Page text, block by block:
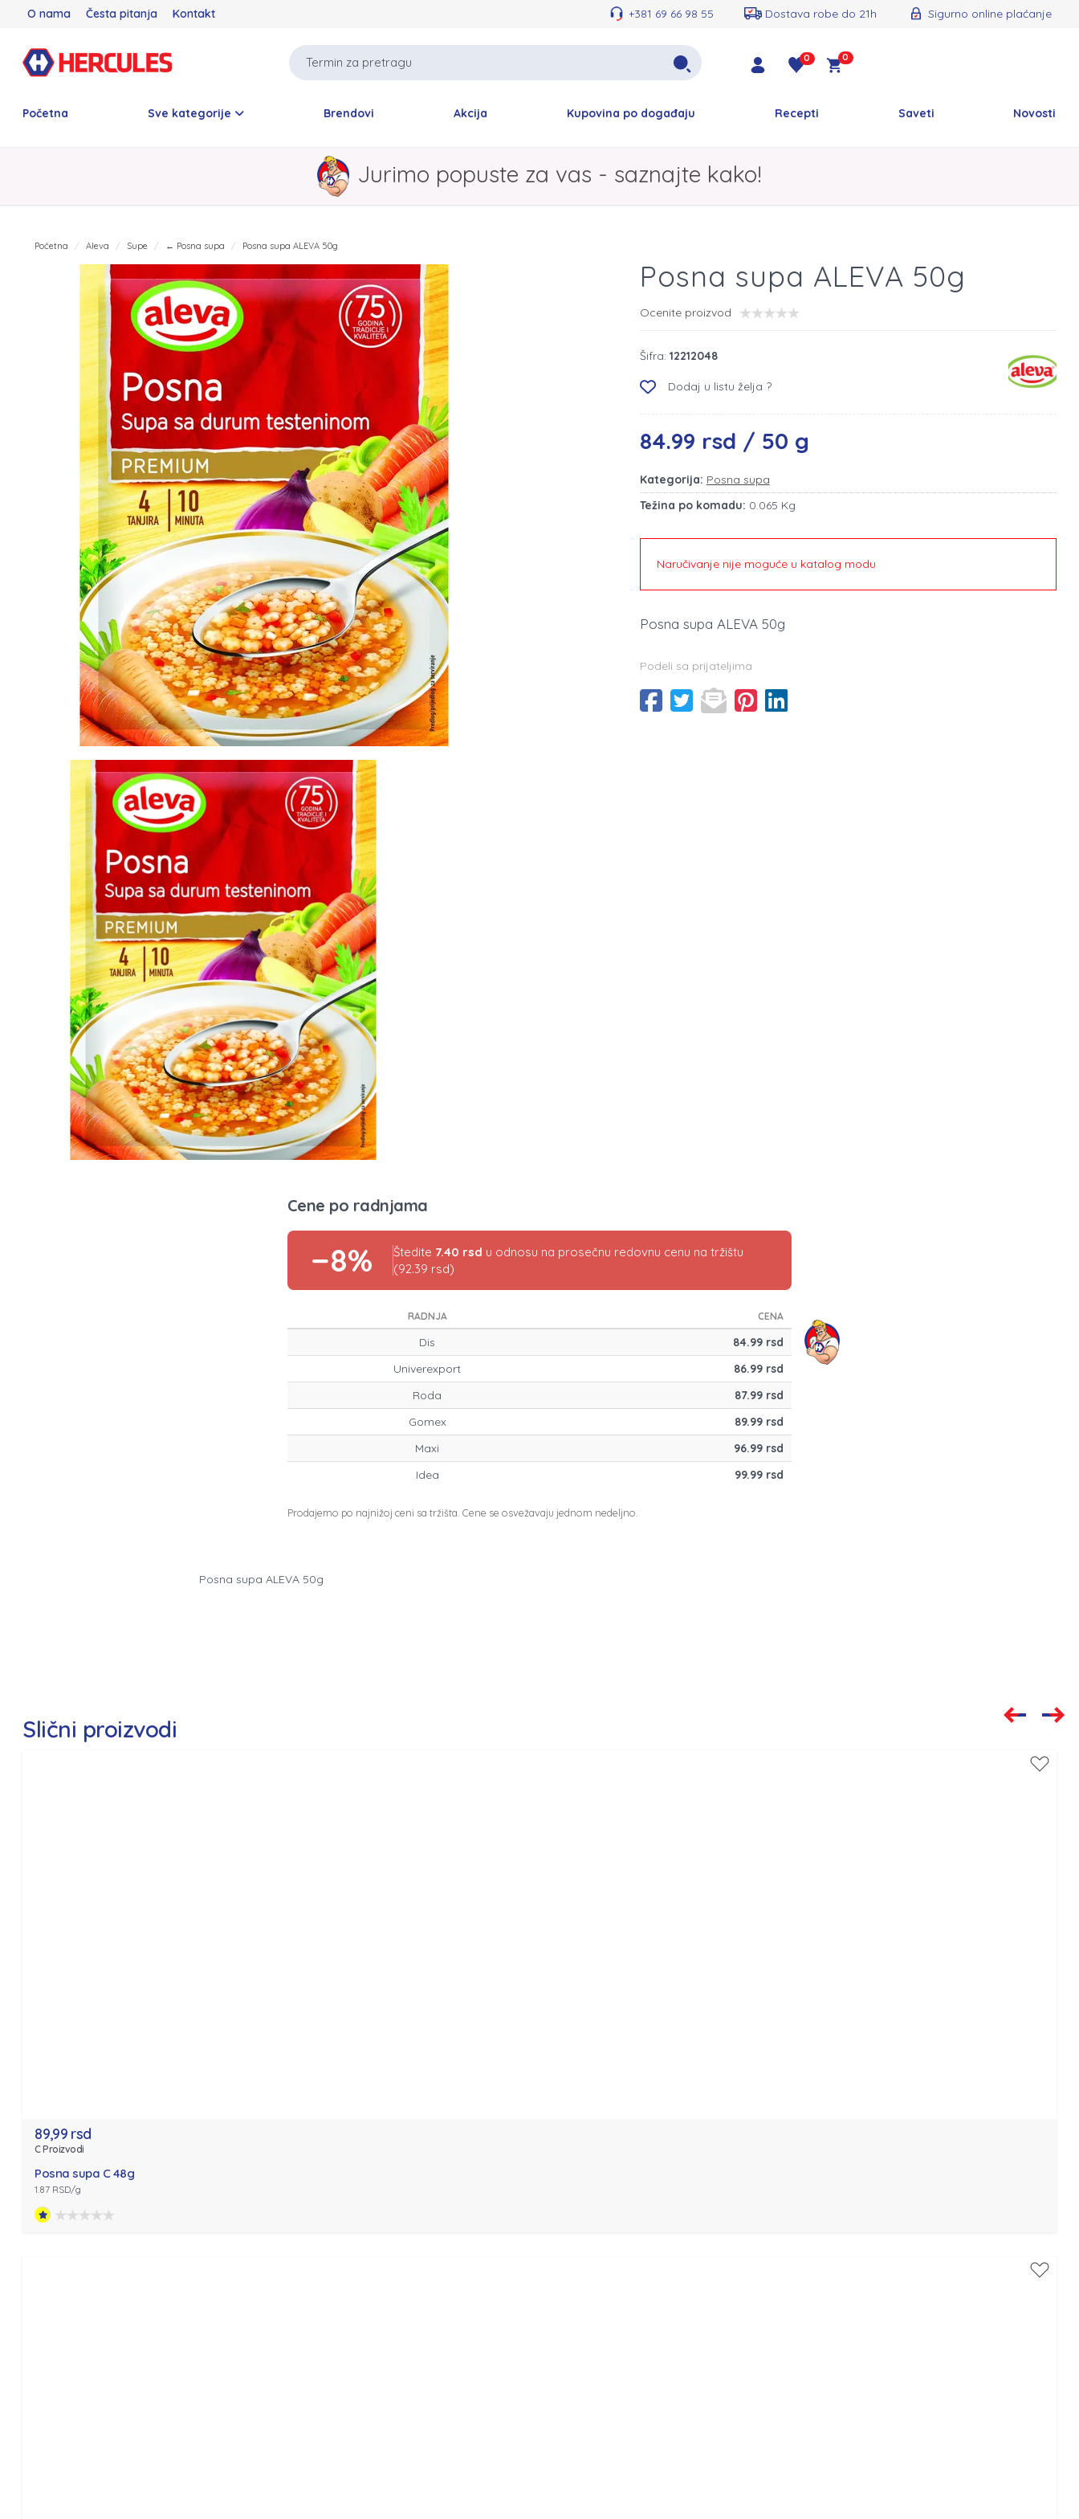
O nama Česta pitanja Kontakt +381 69 66 98 55 Dostava robe do 21h Sigurno online plaćanje
0 0
Početna Sve kategorije Brendovi Akcija Kupovina po događaju Recepti Saveti Novosti
Jurimo popuste za vas - saznajte kako!
Početna Aleva Supe ← Posna supa Posna supa ALEVA 50g
Posna supa ALEVA 50g
Ocenite proizvod
Šifra: 12212048
Dodaj u listu želja ?
84.99 rsd / 50 g
Kategorija: Posna supa
Težina po komadu: 0.065 Kg
Naručivanje nije moguće u katalog modu
Posna supa ALEVA 50g
Podeli sa prijateljima
Cene po radnjama
−8% Štedite 7.40 rsd u odnosu na prosečnu redovnu cenu na tržištu
(92.39 rsd)
RADNJA CENA
Dis
84.99 rsd
Univerexport
86.99 rsd
Roda
87.99 rsd
Gomex
89.99 rsd
Maxi
96.99 rsd
Idea
99.99 rsd
Prodajemo po najnižoj ceni sa tržišta. Cene se osvežavaju jednom nedeljno.
Posna supa ALEVA 50g
Slični proizvodi
89,99 rsd
C Proizvodi
Posna supa C 48g
1.87 RSD/g